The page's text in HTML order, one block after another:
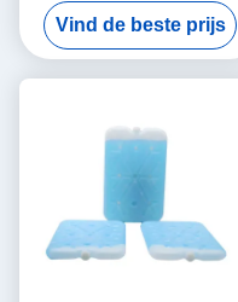
Vind de beste prijs